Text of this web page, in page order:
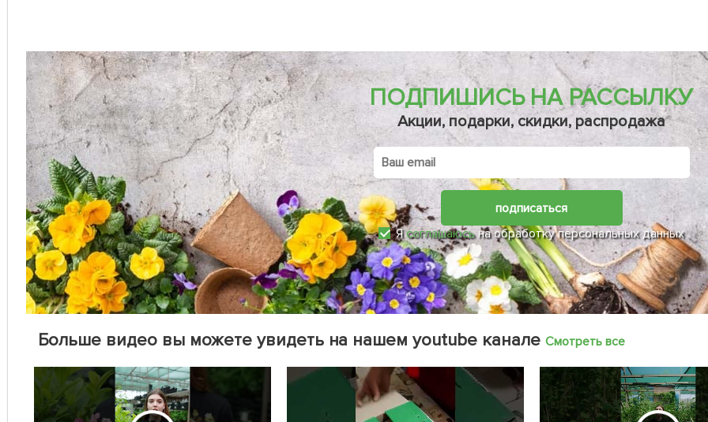
ПОДПИШИСЬ НА РАССЫЛКУ
Акции, подарки, скидки, распродажа
подписаться
Ясоглашаюсьна обработку персональных данных
Больше видео вы можете увидеть на нашем youtube каналеСмотреть все